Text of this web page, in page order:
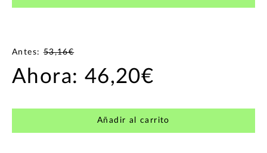
Antes:53,16€
Ahora: 46,20€
Añadir al carrito